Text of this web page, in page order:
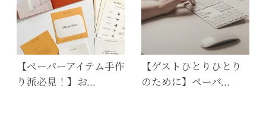
【ペーパーアイテム手作
り派必見！】お…
【ゲストひとりひとり
のために】ペーパ…